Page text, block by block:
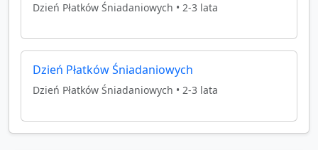
Dzień Płatków Śniadaniowych • 2-3 lata
Dzień Płatków Śniadaniowych
Dzień Płatków Śniadaniowych • 2-3 lata